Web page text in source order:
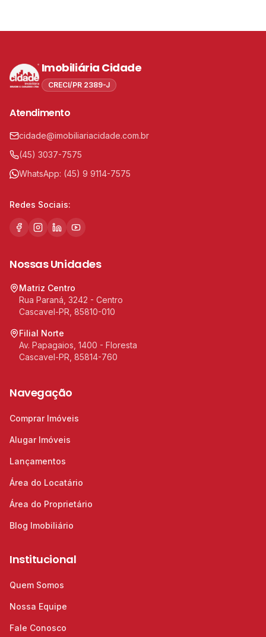
Imobiliária Cidade
CRECI/PR 2389-J
Atendimento
cidade@imobiliariacidade.com.br
(45) 3037-7575
WhatsApp: (45) 9 9114-7575
Redes Sociais:
Nossas Unidades
Matriz Centro
Rua Paraná, 3242 - Centro
Cascavel-PR, 85810-010
Filial Norte
Av. Papagaios, 1400 - Floresta
Cascavel-PR, 85814-760
Navegação
Comprar Imóveis
Alugar Imóveis
Lançamentos
Área do Locatário
Área do Proprietário
Blog Imobiliário
Institucional
Quem Somos
Nossa Equipe
Fale Conosco